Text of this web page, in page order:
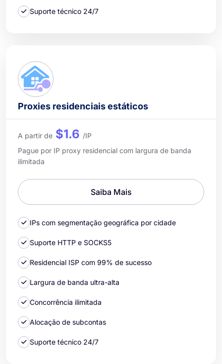
Suporte técnico 24/7
Proxies residenciais estáticos
A partir de $1.6 /IP
Pague por IP proxy residencial com largura de banda
ilimitada
Saiba Mais
IPs com segmentação geográfica por cidade
Suporte HTTP e SOCKS5
Residencial ISP com 99% de sucesso
Largura de banda ultra-alta
Concorrência ilimitada
Alocação de subcontas
Suporte técnico 24/7